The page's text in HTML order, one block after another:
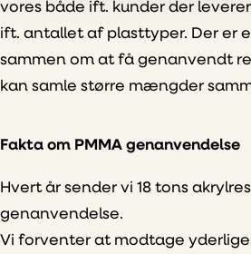
vores både ift. kunder der
ift. antallet af plasttyper. Der er
sammen om at få genanvendt
kan samle større mængder
Fakta om PMMA genanvendelse
Hvert år sender vi 18 tons
genanvendelse.
Vi forventer at modtage